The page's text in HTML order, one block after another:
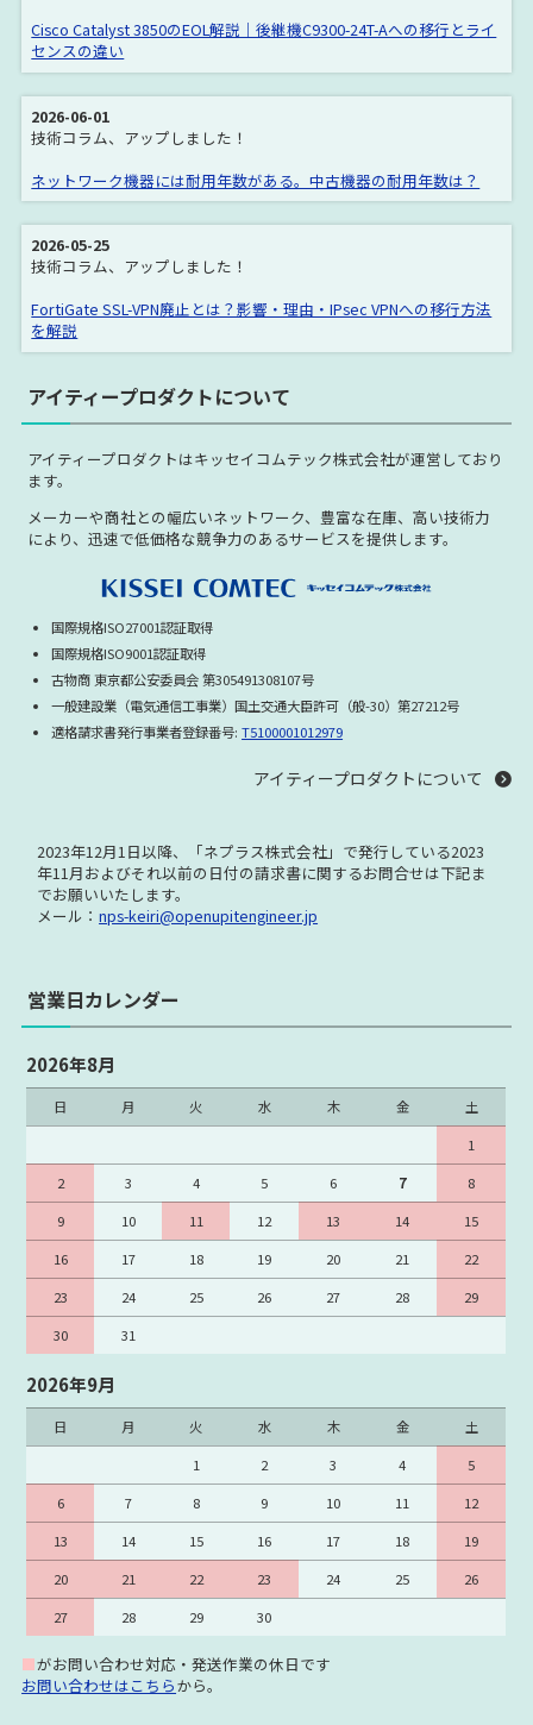
Cisco Catalyst 3850のEOL解説｜後継機C9300-24T-Aへの移行とライ
センスの違い
2026-06-01
技術コラム、アップしました！
ネットワーク機器には耐用年数がある。中古機器の耐用年数は？
2026-05-25
技術コラム、アップしました！
FortiGate SSL-VPN廃止とは？影響・理由・IPsec VPNへの移行方法
を解説
アイティープロダクトについて
アイティープロダクトはキッセイコムテック株式会社が運営しており
ます。
メーカーや商社との幅広いネットワーク、豊富な在庫、高い技術力
により、迅速で低価格な競争力のあるサービスを提供します。
国際規格ISO27001認証取得
国際規格ISO9001認証取得
古物商 東京都公安委員会 第305491308107号
一般建設業（電気通信工事業）国土交通大臣許可（般-30）第27212号
適格請求書発行事業者登録番号:T5100001012979
アイティープロダクトについて
2023年12月1日以降、「ネプラス株式会社」で発行している2023
年11月およびそれ以前の日付の請求書に関するお問合せは下記ま
でお願いいたします。
メール：nps-keiri@openupitengineer.jp
営業日カレンダー
2026年8月
日 月 火 水 木 金
土
1
2
3 4 5 6 7
8
9
10 11 12 13 14
15
16
17 18 19 20 21
22
23
24 25 26 27 28
29
30
31
2026年9月
日 月 火 水 木 金
土
1
2 3 4
5
6
7 8 9 10 11
12
13
14 15 16 17 18
19
20
21 22 23 24 25
26
27
28 29 30
■がお問い合わせ対応・発送作業の休日です
お問い合わせはこちらから。